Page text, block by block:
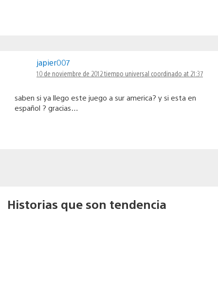
japier007
10 de noviembre de 2012 tiempo universal coordinado at 21:37
saben si ya llego este juego a sur america? y si esta en
español ? gracias…
Historias que son tendencia